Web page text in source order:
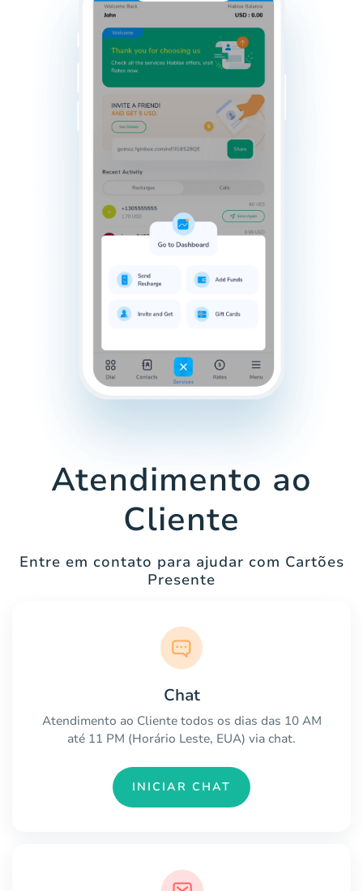
Atendimento ao
Cliente
Entre em contato para ajudar com Cartões
Presente
Chat
Atendimento ao Cliente todos os dias das 10 AM
até 11 PM (Horário Leste, EUA) via chat.
INICIAR CHAT